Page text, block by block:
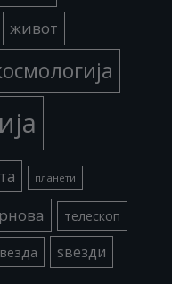
живот
планети
телескоп
ѕвезди